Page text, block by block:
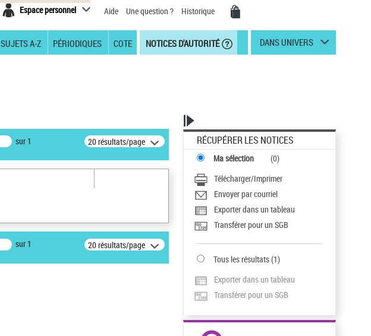
Espace personnel Aide Une question ? Historique
SUJETS A-Z PÉRIODIQUES COTE NOTICES D'AUTORITÉ DANS UNIVERS
sur 1 20 résultats/page
sur 1 20 résultats/page
RÉCUPÉRER LES NOTICES
Ma sélection (0)
Télécharger/Imprimer
Envoyer par courriel
Exporter dans un tableau
Transférer pour un SGB
Tous les résultats(1)
Exporter dans un tableau
Transférer pour un SGB